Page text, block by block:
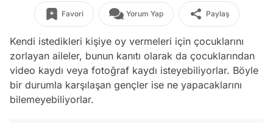
Favori Yorum Yap Paylaş
Kendi istedikleri kişiye oy vermeleri için çocuklarını
zorlayan aileler, bunun kanıtı olarak da çocuklarından
video kaydı veya fotoğraf kaydı isteyebiliyorlar. Böyle
bir durumla karşılaşan gençler ise ne yapacaklarını
bilemeyebiliyorlar.